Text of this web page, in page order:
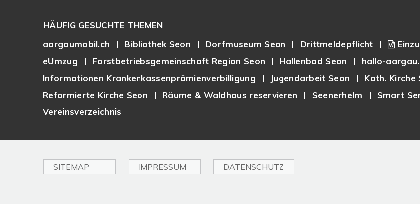
HÄUFIG GESUCHTE THEMEN
aargaumobil.ch
Bibliothek Seon Dorfmuseum Seon Drittmeldepflicht
eUmzug
Forstbetriebsgemeinschaft Region Seon Hallenbad Seon
hallo-
Informationen Krankenkassenprämienverbilligung
Jugendarbeit Seon Kath. Kirche
Reformierte Kirche Seon
Räume & Waldhaus reservieren Seenerhelm Smart
Vereinsverzeichnis
SITEMAP IMPRESSUM DATENSCHUTZ
Toplinks